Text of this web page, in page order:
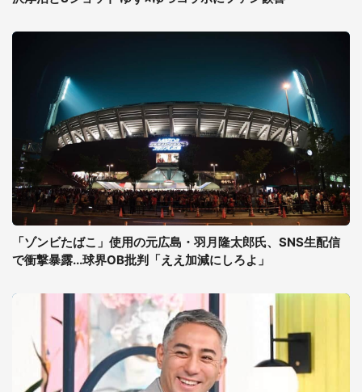
「ゾンビたばこ」使用の元広島・羽月隆太郎氏、SNS生配信
で衝撃暴露...球界OB批判「ええ加減にしろよ」